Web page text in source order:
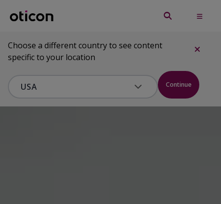
Choose a different country to see content
specific to your location
Continue